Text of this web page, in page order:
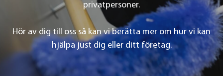
privatpersoner.
Hör av dig till oss så kan vi berätta mer om hur vi kan
hjälpa just dig eller ditt företag.